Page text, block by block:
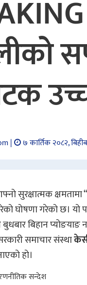
| ७ कार्तिक २०८२,
सुरक्षात्मक
घोषणा गरेको छ। यो
बिहान प्योङयाङ
समाचार संस्था
हो।
सन्देश